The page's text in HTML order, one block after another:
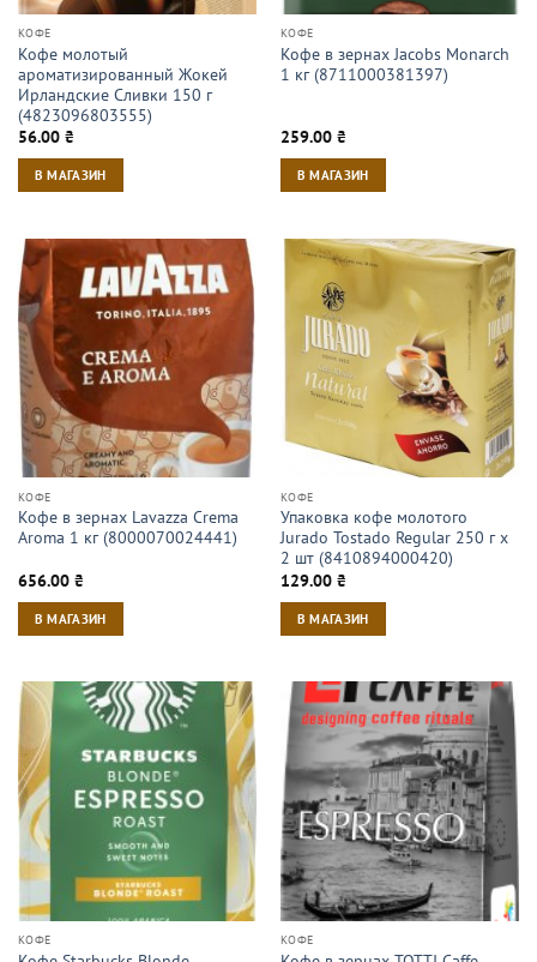
КОФЕ
Кофе молотый
ароматизированный Жокей
Ирландские Сливки 150 г
(4823096803555)
56.00 ₴
В МАГАЗИН
КОФЕ
Кофе в зернах Jacobs Monarch
1 кг (8711000381397)
259.00 ₴
В МАГАЗИН
КОФЕ
Кофе в зернах Lavazza Crema
Aroma 1 кг (8000070024441)
656.00 ₴
В МАГАЗИН
КОФЕ
Упаковка кофе молотого
Jurado Tostado Regular 250 г х
2 шт (8410894000420)
129.00 ₴
В МАГАЗИН
КОФЕ КОФЕ